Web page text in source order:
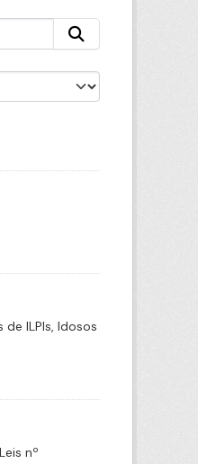
ILPIs, Idosos
nº